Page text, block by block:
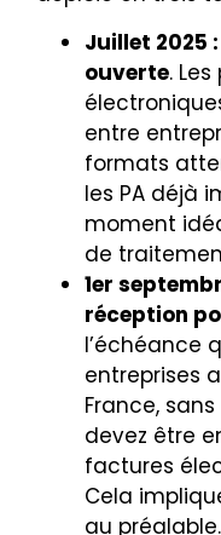
Juillet 2025
ouverte.
entre
formats
les PA déjà
moment
de
1er
réception
l’échéance
entreprises
France,
devez être
factures
Cela
au préalable.